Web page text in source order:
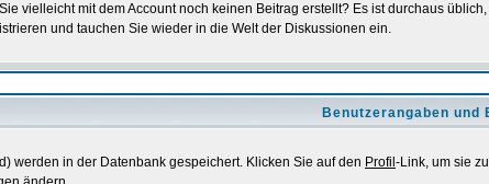
vielleicht mit dem Account noch keinen Beitrag erstellt? Es ist durchaus
und tauchen Sie wieder in die Welt der Diskussionen ein.
Benutzerangaben und
werden in der Datenbank gespeichert. Klicken Sie auf den Profil -Link, um sie